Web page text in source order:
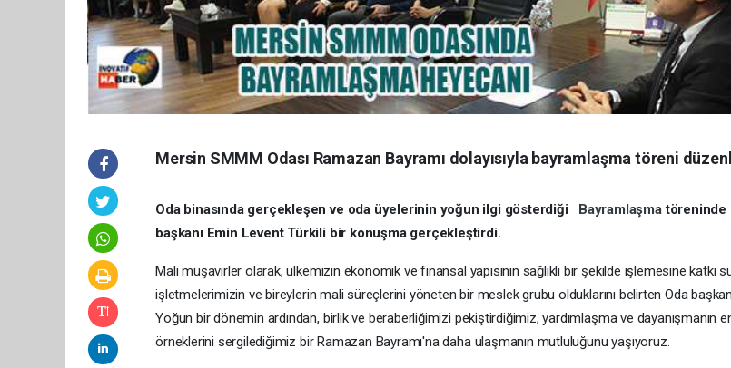
Mersin SMMM Odası Ramazan Bayramı dolayısıyla bayramlaşma töreni
Oda binasında gerçekleşen ve oda üyelerinin yoğun ilgi gösterdiği Bayramlaşmatöreninde
başkanı Emin Levent Türkili bir konuşma gerçekleştirdi.
Mali müşavirler olarak, ülkemizin ekonomik ve finansal yapısının sağlıklı bir şekilde işlemesine katkı
işletmelerimizin ve bireylerin mali süreçlerini yöneten bir meslek grubu olduklarını belirten Oda
Yoğun bir dönemin ardından, birlik ve beraberliğimizi pekiştirdiğimiz, yardımlaşma ve dayanışmanın
örneklerini sergilediğimiz bir Ramazan Bayramı'na daha ulaşmanın mutluluğunu yaşıyoruz.